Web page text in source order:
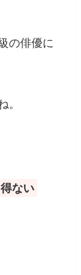
の俳優に
。
ない